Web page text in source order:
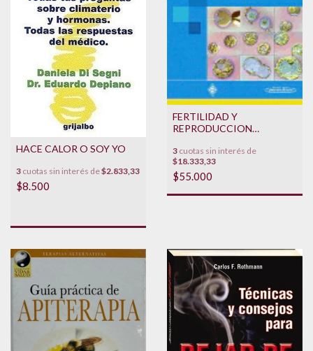
HACE CALOR O SOY YO
3 cuotas sin interés de$2.833,33
$8.500
FERTILIDAD Y
REPRODUCCION
3 cuotas sin interés de
$18.333,33
$55.000